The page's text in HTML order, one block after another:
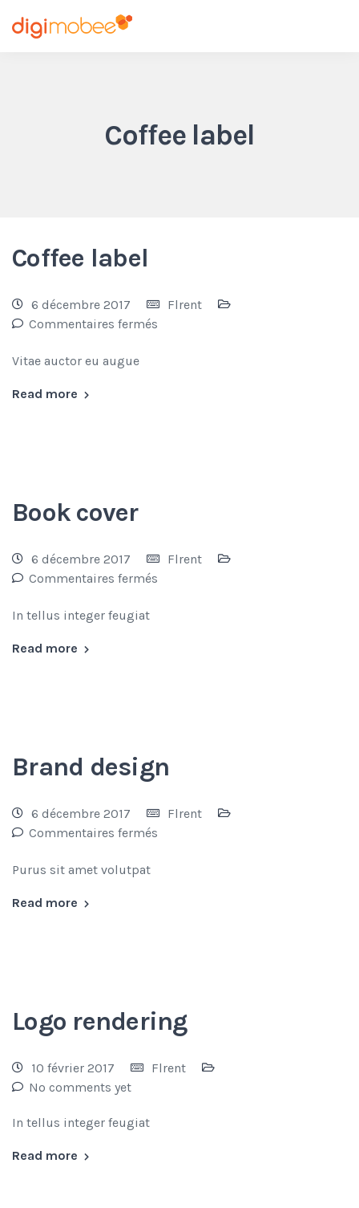
Coffee label
Coffee label
6 décembre 2017
Flrent
Commentaires fermés
Vitae auctor eu augue
Read more
Book cover
6 décembre 2017
Flrent
Commentaires fermés
In tellus integer feugiat
Read more
Brand design
6 décembre 2017
Flrent
Commentaires fermés
Purus sit amet volutpat
Read more
Logo rendering
10 février 2017
Flrent
No comments yet
In tellus integer feugiat
Read more